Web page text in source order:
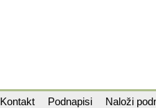
Kontakt Podnapisi Naloži